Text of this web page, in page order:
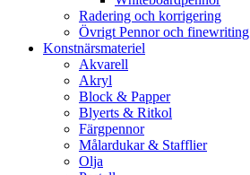
Radering och korrigering
Övrigt Pennor och finewriting
Konstnärsmateriel
Akvarell
Akryl
Block & Papper
Blyerts & Ritkol
Färgpennor
Målardukar & Stafflier
Olja